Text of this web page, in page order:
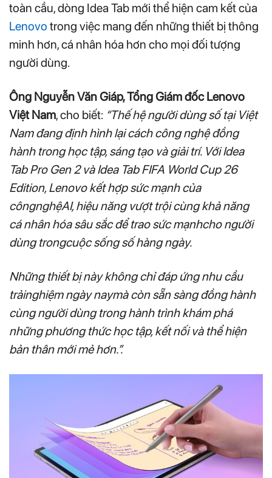
toàn cầu, dòng Idea Tab mới thể hiện cam kết của
Lenovo trong việc mang đến những thiết bị thông
minh hơn, cá nhân hóa hơn cho mọi đối tượng
người dùng.
Ông Nguyễn Văn Giáp, Tổng Giám đốc Lenovo
Việt Nam, cho biết: “Thế hệ người dùng số tại Việt
Nam đang định hình lại cách công nghệ đồng
hành trong học tập, sáng tạo và giải trí. Với Idea
Tab Pro Gen 2 và Idea Tab FIFA World Cup 26
Edition, Lenovo kết hợp sức mạnh của
côngnghệAI, hiệu năng vượt trội cùng khả năng
cá nhân hóa sâu sắc để trao sức mạnhcho người
dùng trongcuộc sống số hàng ngày.
Những thiết bị này không chỉ đáp ứng nhu cầu
trảinghiệm ngày naymà còn sẵn sàng đồng hành
cùng người dùng trong hành trình khám phá
những phương thức học tập, kết nối và thể hiện
bản thân mới mẻ hơn.”.